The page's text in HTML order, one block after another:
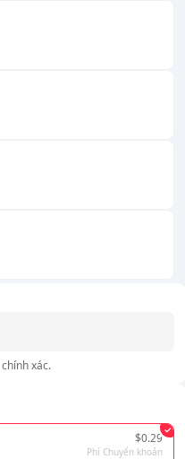
xác.
$0.29
Phí Chuyển khoản